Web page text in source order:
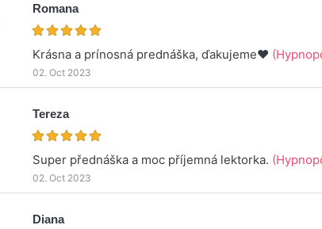
Romana
Krásna a prínosná prednáška, ďakujeme❤️
02. Oct 2023
Tereza
Super přednáška a moc příjemná lektorka.
02. Oct 2023
Diana